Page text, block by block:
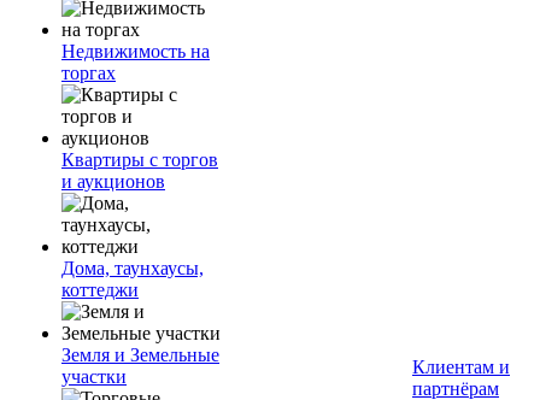
Недвижимость на
торгах
Квартиры с торгов
и аукционов
Дома, таунхаусы,
коттеджи
Земля и Земельные
участки
Клиентам и
партнёрам